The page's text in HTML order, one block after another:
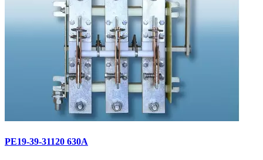
РЕ19-39-31120 630А